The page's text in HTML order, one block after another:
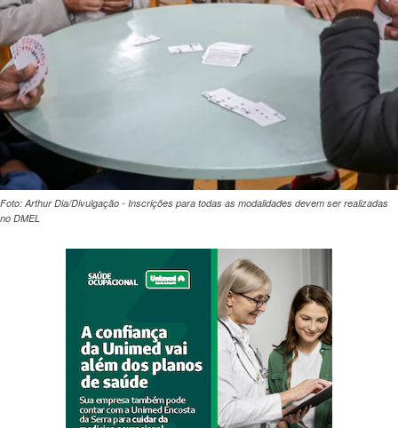
Foto: Arthur Dia/Divulgação - Inscrições para todas as modalidades devem ser realizadas
no DMEL